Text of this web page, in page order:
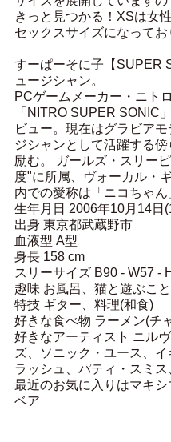
きっと見つかる！XSは女
セックスサイズになってお
すーぱーそに子【SUPER
ュージシャン。
PCゲームメーカー・ニト
「NITRO SUPER SONIC
ビュー。現在はグラビア
ジシャンとして活躍する
励む。 ガールズ・スリー
度"に所属、ヴォーカル・
内での愛称は「ニコちゃん
生年月日 2006年10月14日
出身 東京都武蔵野市
血液型 A型
身長 158 cm
スリーサイズ B90 - W57 -
趣味 お風呂、猫と遊ぶこ
特技 ギター、料理(和食)
好きな食べ物 ラーメン(チ
好きなアーティスト ニル
ズ、ソニック・ユース、
ラッシュ、パティ・スミス
最近のお気に入りはマキ
ベア